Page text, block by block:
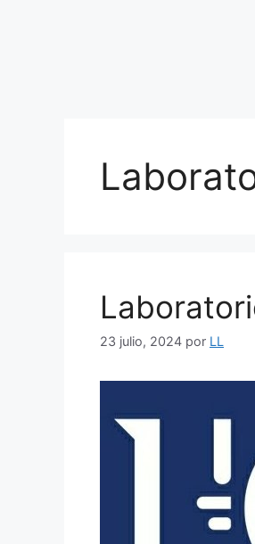
23 julio, 2024 por LL